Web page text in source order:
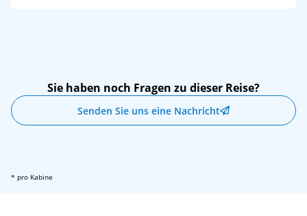
Sie haben noch Fragen zu dieser Reise?
Senden Sie uns eine Nachricht
* pro Kabine